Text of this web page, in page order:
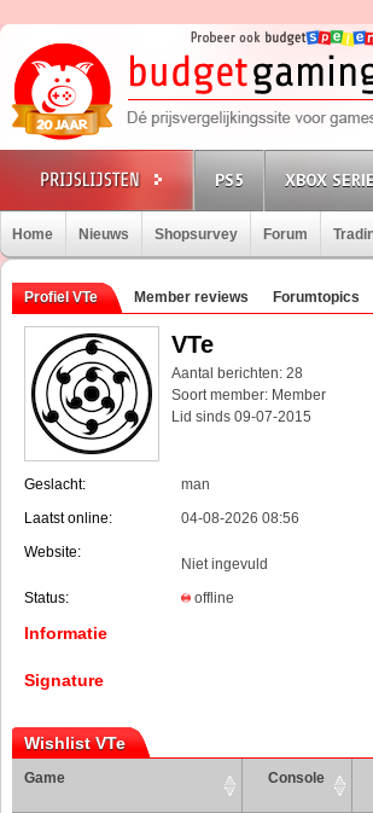
PS5 XBOX
Home Nieuws Shopsurvey Forum
Profiel VTe Member reviews Forumtopics
VTe
Aantal berichten: 28
Soort member: Member
Lid sinds 09-07-2015
Geslacht:
man
Laatst online:
04-08-2026 08:56
Website:
Niet ingevuld
Status:
offline
Informatie
Signature
Wishlist VTe
Game Console